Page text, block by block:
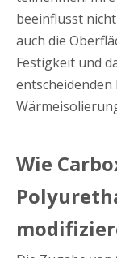
beeinflusst
auch die
Festigkeit und
Wie